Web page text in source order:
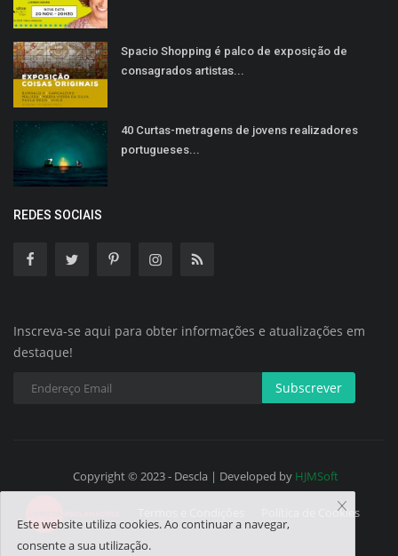
Spacio Shopping é palco de exposição de
consagrados artistas...
40 Curtas-metragens de jovens realizadores
portugueses...
REDES SOCIAIS
Inscreva-se aqui para obter informações e atualizações em
destaque!
Subscrever
Copyright © 2023 - Descla | Developed by HJMSoft
Política de Cookies
Este website utiliza cookies. Ao continuar a navegar,
consente a sua utilização.